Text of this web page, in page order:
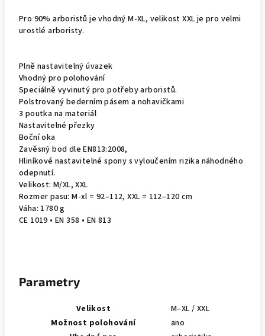
Pro 90% arboristů je vhodný M-XL, velikost XXL je pro velmi
urostlé arboristy.
Plně nastavitelný úvazek
Vhodný pro polohování
Speciálně vyvinutý pro potřeby arboristů.
Polstrovaný bederním pásem a nohavičkami
3 poutka na materiál
Nastavitelné přezky
Boční oka
Zavěsný bod dle EN813:2008,
Hliníkové nastavitelné spony s vyloučením rizika náhodného
odepnutí.
Velikost: M/XL, XXL
Rozmer pasu: M-xl = 92–112, XXL = 112–120 cm
Váha: 1780 g
CE 1019 • EN 358 • EN 813
Parametry
Velikost
M–XL / XXL
Možnost polohování
ano